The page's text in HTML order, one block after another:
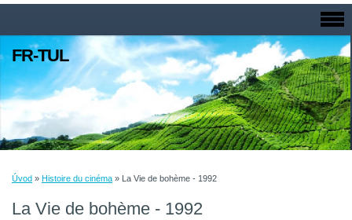
FR-TUL
Úvod » Histoire du cinéma » La Vie de bohème - 1992
La Vie de bohème - 1992